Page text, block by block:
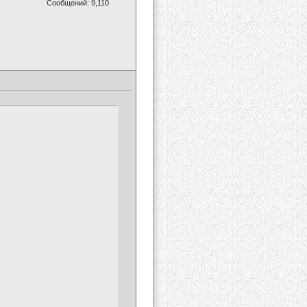
Сообщений: 9,110